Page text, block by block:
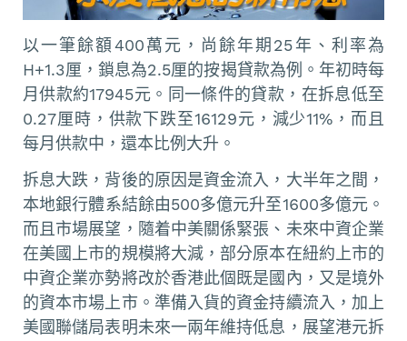
以一筆餘額400萬元，尚餘年期25年、利率為
H+1.3厘，鎖息為2.5厘的按揭貸款為例。年初時每
月供款約17945元。同一條件的貸款，在拆息低至
0.27厘時，供款下跌至16129元，減少11%，而且
每月供款中，還本比例大升。
拆息大跌，背後的原因是資金流入，大半年之間，
本地銀行體系結餘由500多億元升至1600多億元。
而且市場展望，隨着中美關係緊張、未來中資企業
在美國上市的規模將大減，部分原本在紐約上市的
中資企業亦勢將改於香港此個既是國內，又是境外
的資本市場上市。準備入貨的資金持續流入，加上
美國聯儲局表明未來一兩年維持低息，展望港元拆